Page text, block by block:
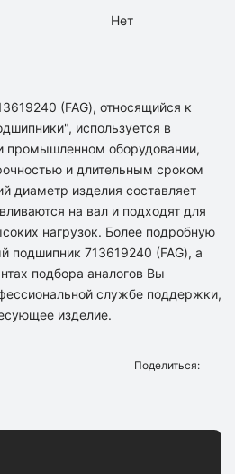
Нет
(FAG), относящийся к
используется в
промышленном оборудовании,
и длительным сроком
диаметр изделия составляет
на вал и подходят для
нагрузок. Более подробную
подшипник 713619240 (FAG), а
подбора аналогов Вы
службе поддержки,
изделие.
Поделиться: